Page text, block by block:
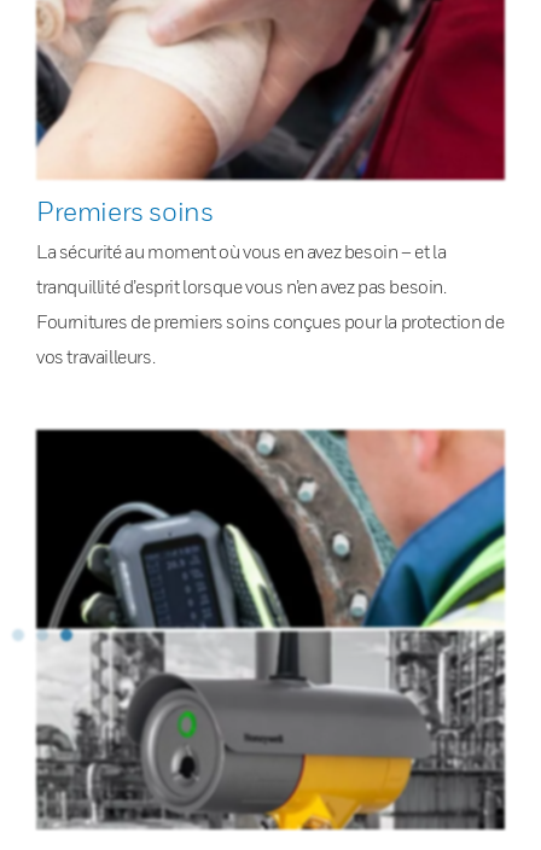
Premiers soins
La sécurité au moment où vous en avez besoin – et la
tranquillité d’esprit lorsque vous n’en avez pas besoin.
Fournitures de premiers soins conçues pour la protection de
vos travailleurs.